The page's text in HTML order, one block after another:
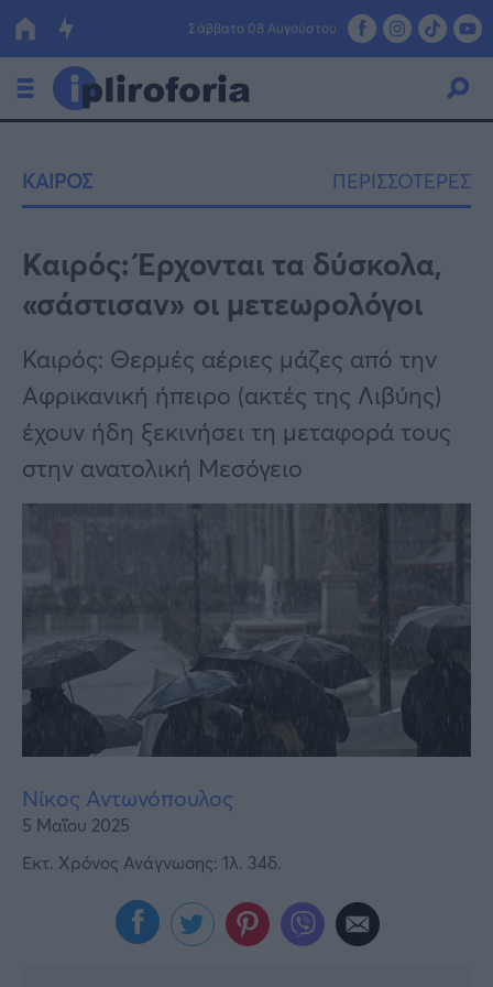
Σάββατο 08 Αυγούστου
Οικονομία
Πολιτική
Τράπεζες
Επιδοτήσεις
ΕΣΠΑ
Κόσμος
Lifestyle
Αθλητικά
Υγεία
Γυναίκα
Καιρός
ΚΑΙΡΟΣ ΠΕΡΙΣΣΟΤΕΡΕΣ
Καιρός: Έρχονται τα δύσκολα,
«σάστισαν» οι μετεωρολόγοι
Καιρός: Θερμές αέριες μάζες από την
Αφρικανική ήπειρο (ακτές της Λιβύης)
έχουν ήδη ξεκινήσει τη μεταφορά τους
στην ανατολική Μεσόγειο
Νίκος Αντωνόπουλος
5 Μαΐου 2025
Εκτ. Χρόνος Ανάγνωσης: 1λ. 34δ.